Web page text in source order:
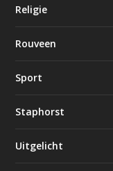
Religie
Rouveen
Sport
Staphorst
Uitgelicht